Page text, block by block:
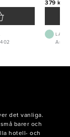
379 kr/
Art.
det vanliga.
barer och
hotell- och